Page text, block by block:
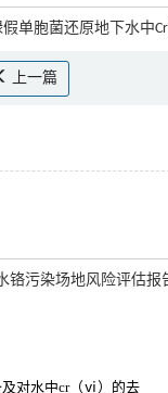
单胞菌还原地下水中
上一篇
污染场地风险评估报